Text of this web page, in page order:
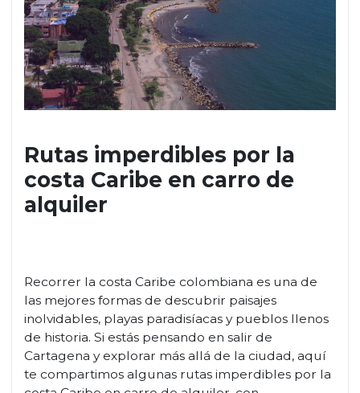
Rutas imperdibles por la
costa Caribe en carro de
alquiler
Recorrer la costa Caribe colombiana es una de
las mejores formas de descubrir paisajes
inolvidables, playas paradisíacas y pueblos llenos
de historia. Si estás pensando en salir de
Cartagena y explorar más allá de la ciudad, aquí
te compartimos algunas rutas imperdibles por la